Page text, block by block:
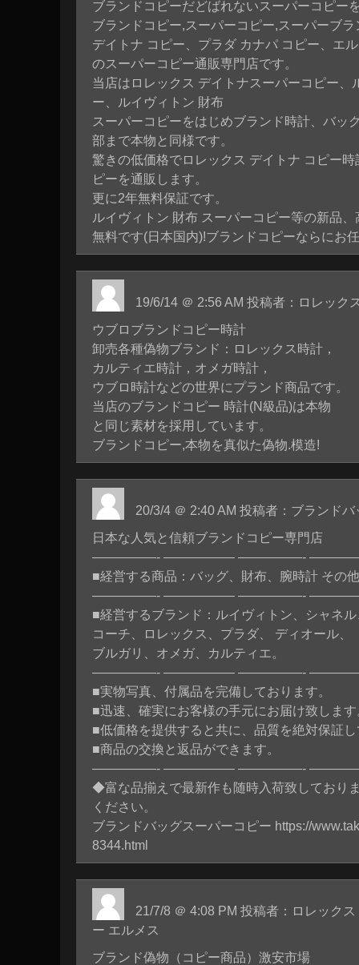
ブランドコピーだどばれないスーパーコピー
ブランドコピー,スーパーコピー,スーパーブ
デイトナ コピー、プラダ カナパ コピー、エ
のスーパーコピー通販専門店です。
当店はロレックス デイトナスーパーコピー、
ー、ルイヴィトン 財布
スーパーコピーをはじめブランド時計、バッ
部まで本物と同様です。
驚きの低価格でロレックス デイトナ コピー
ピーを通販します。
更に2年無料保証です。
ルイヴィトン 財布 スーパーコピー等の新品
無料です(日本国内)!ブランドコピーならにお
19/6/14 ＠ 2:56 AM 投稿者：ロレック
ウブロブランドコピー時計
卸売各種偽物ブランド：ロレックス時計，
カルティエ時計，オメガ時計，
ウブロ時計などの世界にプランド商品です。
当店のブランドコピー 時計(N級品)は本物
と同じ素材を採用しています。
ブランドコピー,本物を真似た偽物.模造!
20/3/4 ＠ 2:40 AM 投稿者：ブランド
日本な人気と信頼ブランドコピー専門店
—————- —————– —————-
■経営する商品：バッグ、財布、腕時計 その
—————- —————– —————-
■経営するブランド：ルイヴィトン、シャネ
コーチ、ロレックス、プラダ、 ディオール、
ブルガリ、オメガ、カルティエ。
—————- —————– —————-
■実物写真、付属品を完備しております。
■迅速、確実にお客様の手元にお届け致します
■低価格を提供すると共に、品質を絶対保証
■商品の交換と返品ができます。
—————- —————– —————-
◆富な品揃えで最新作も随時入荷致しており
ください。
ブランドバッグスーパーコピー https://
8344.html
21/7/8 ＠ 4:08 PM 投稿者：ロレック
ー エルメス
ブランド偽物（コピー商品）激安市場